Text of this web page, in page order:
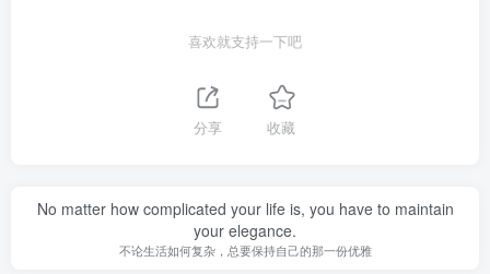
喜欢就支持一下吧
分享 收藏
No matter how complicated your life is, you have to maintain
your elegance.
不论生活如何复杂，总要保持自己的那一份优雅